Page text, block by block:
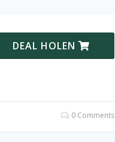
DEAL HOLEN
0 Comments